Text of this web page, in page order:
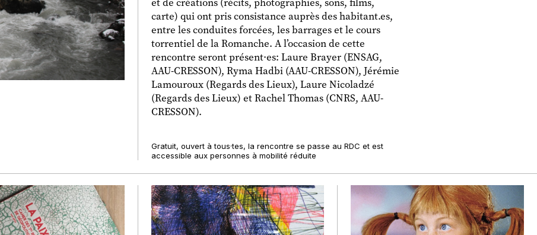
carte) qui ont pris consistance auprès des habitant.es,
entre les conduites forcées, les barrages et le cours
torrentiel de la Romanche. A l’occasion de cette
rencontre seront présent·es: Laure Brayer (ENSAG,
AAU-CRESSON), Ryma Hadbi (AAU-CRESSON), Jérémie
Lamouroux (Regards des Lieux), Laure Nicoladzé
(Regards des Lieux) et Rachel Thomas (CNRS, AAU-
CRESSON).
Gratuit, ouvert à tous·tes, la rencontre se passe au RDC et est
accessible aux personnes à mobilité réduite